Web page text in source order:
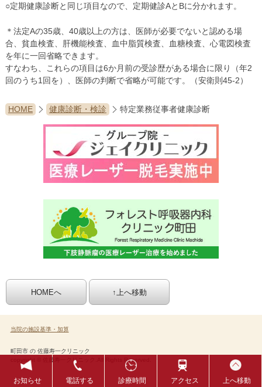
○定期健康診断と同じ項目なので、定期健診AとBに分かれます。
＊法定Aの35歳、40歳以上の方は、医師が必要でないと認める場
合、貧血検査、肝機能検査、血中脂質検査、血糖検査、心電図検査
を年に一回省略できます。
すなわち、これらの項目は6か月前の受診歴がある場合に限り（年2
回のうち1回を）、医師の判断で省略が可能です。（安衛則45-2）
HOME 健康診断・検診 特定業務従事者健康診断
HOMEへ ↑上へ移動
お知らせ 電話する 診療時間 アクセス 上へ移動
当院の施設基準・加算
町田市 の 佐藤寿一クリニック
copyright © 佐藤寿一クリニック.All Rights Reserved.